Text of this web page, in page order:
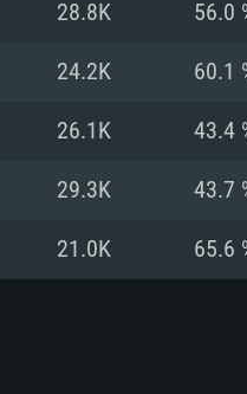
트)
Mac 버전
트)
상
네
라이버를
원 해상도 지
28.8K 56.0
24.2K 60.1
26.1K 43.4
29.3K 43.7
21.0K 65.6